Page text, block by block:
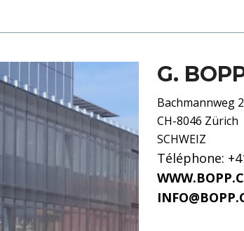
G.
Bachmannweg
CH-8046 Zürich
SCHWEIZ
Téléphone: